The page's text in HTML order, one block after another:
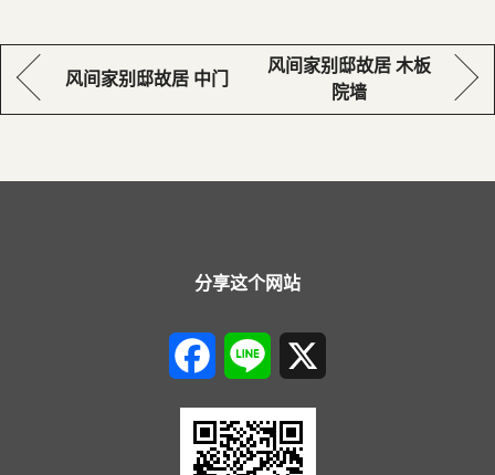
风间家别邸故居 中门
风间家别邸故居 木板
院墙
分享这个网站
Facebook Line